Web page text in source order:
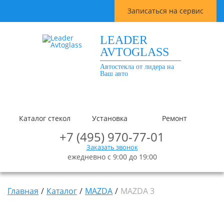
Записаться на сервис
LEADER
AVTOGLASS
Автостекла от лидера на
Ваш авто
Каталог стекол Установка Ремонт
+7 (495) 970-77-01
Заказать звонок
ежедневно с 9:00 до 19:00
Главная Каталог MAZDA MAZDA 3